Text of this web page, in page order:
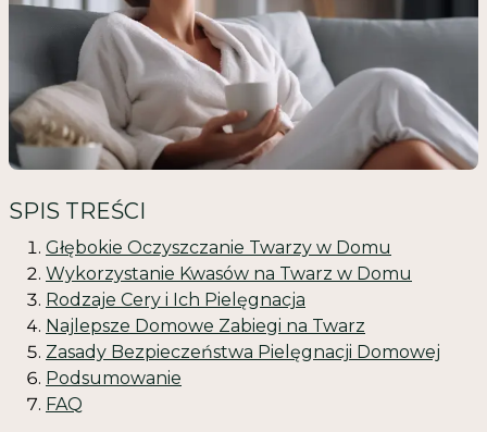
SPIS TREŚCI
Głębokie Oczyszczanie Twarzy w Domu
Wykorzystanie Kwasów na Twarz w Domu
Rodzaje Cery i Ich Pielęgnacja
Najlepsze Domowe Zabiegi na Twarz
Zasady Bezpieczeństwa Pielęgnacji Domowej
Podsumowanie
FAQ